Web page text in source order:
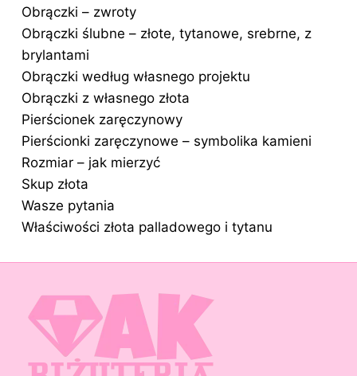
Obrączki – zwroty
Obrączki ślubne – złote, tytanowe, srebrne, z
brylantami
Obrączki według własnego projektu
Obrączki z własnego złota
Pierścionek zaręczynowy
Pierścionki zaręczynowe – symbolika kamieni
Rozmiar – jak mierzyć
Skup złota
Wasze pytania
Właściwości złota palladowego i tytanu